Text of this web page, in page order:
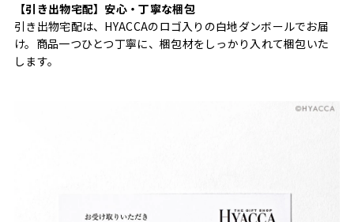
【引き出物宅配】安心・丁寧な梱包
引き出物宅配は、HYACCAのロゴ入りの白地ダンボールでお届
け。商品一つひとつ丁寧に、梱包材をしっかり入れて梱包いた
します。